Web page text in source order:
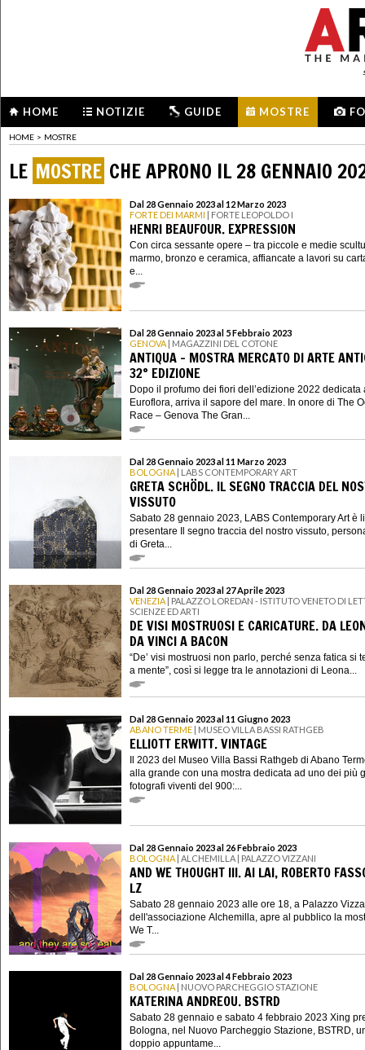
HOME NOTIZIE GUIDE MOSTRE
HOME > MOSTRE
LE MOSTRE CHE APRONO IL 28 GENNAIO
Dal 28 Gennaio 2023 al 12 Marzo 2023
FORTE DEI MARMI | FORTE LEOPOLDO I
HENRI BEAUFOUR. EXPRESSION
Con circa sessante opere – tra piccole e medie
marmo, bronzo e ceramica, affiancate a lavori su
e...
Dal 28 Gennaio 2023 al 5 Febbraio 2023
GENOVA | MAGAZZINI DEL COTONE
ANTIQUA – MOSTRA MERCATO DI ARTE
32° EDIZIONE
Dopo il profumo dei fiori dell’edizione 2022 dedicata
Euroflora, arriva il sapore del mare. In onore di The
Race – Genova The Gran...
Dal 28 Gennaio 2023 al 11 Marzo 2023
BOLOGNA | LABS CONTEMPORARY ART
GRETA SCHÖDL. IL SEGNO TRACCIA DEL
VISSUTO
Sabato 28 gennaio 2023, LABS Contemporary Art è
presentare Il segno traccia del nostro vissuto,
di Greta...
Dal 28 Gennaio 2023 al 27 Aprile 2023
VENEZIA | PALAZZO LOREDAN - ISTITUTO VENETO DI
SCIENZE ED ARTI
DE VISI MOSTRUOSI E CARICATURE. DA
DA VINCI A BACON
“De’ visi mostruosi non parlo, perché senza fatica si
a mente”, così si legge tra le annotazioni di Leona...
Dal 28 Gennaio 2023 al 11 Giugno 2023
ABANO TERME | MUSEO VILLA BASSI RATHGEB
ELLIOTT ERWITT. VINTAGE
Il 2023 del Museo Villa Bassi Rathgeb di Abano
alla grande con una mostra dedicata ad uno dei più
fotografi viventi del 900:...
Dal 28 Gennaio 2023 al 26 Febbraio 2023
BOLOGNA | ALCHEMILLA | PALAZZO VIZZANI
AND WE THOUGHT III. AI LAI, ROBERTO
LZ
Sabato 28 gennaio 2023 alle ore 18, a Palazzo
dell'associazione Alchemilla, apre al pubblico la
We T...
Dal 28 Gennaio 2023 al 4 Febbraio 2023
BOLOGNA | NUOVO PARCHEGGIO STAZIONE
KATERINA ANDREOU. BSTRD
Sabato 28 gennaio e sabato 4 febbraio 2023 Xing
Bologna, nel Nuovo Parcheggio Stazione, BSTRD,
doppio appuntame...